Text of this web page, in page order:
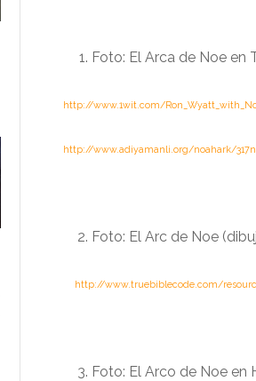
Foto: El Arca de Noe en
http://www.1wit.com/
http://www.adiyamanli.org/noahark/
Foto: El Arc de Noe
http://www.truebiblecode.com/
Foto: El Arco de Noe en